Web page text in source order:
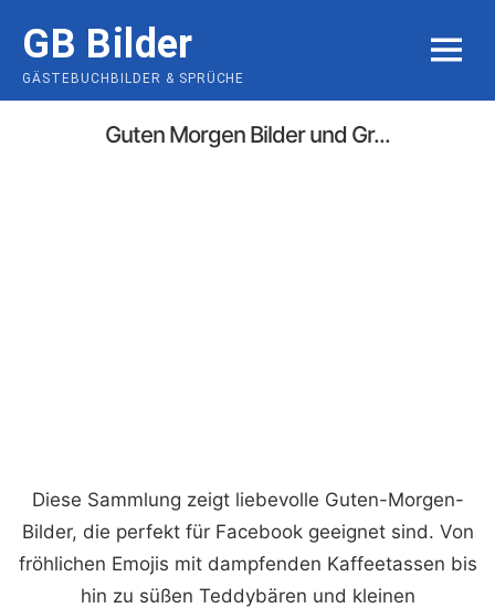
content
GB Bilder
GÄSTEBUCHBILDER & SPRÜCHE
MENU
Guten Morgen Bilder und Gr...
Diese Sammlung zeigt liebevolle Guten-Morgen-
Bilder, die perfekt für Facebook geeignet sind. Von
fröhlichen Emojis mit dampfenden Kaffeetassen bis
hin zu süßen Teddybären und kleinen